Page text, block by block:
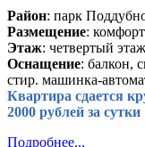
Район: парк
Размещение:
Этаж: четвертый
Оснащение: балкон,
стир. машинка-
Квартира сдается
2000 рублей за сутки
Подробнее...